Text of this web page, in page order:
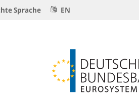
Sprache EN